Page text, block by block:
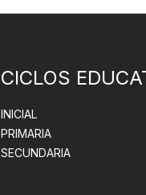
CICLOS
INICIAL
PRIMARIA
SECUNDARIA